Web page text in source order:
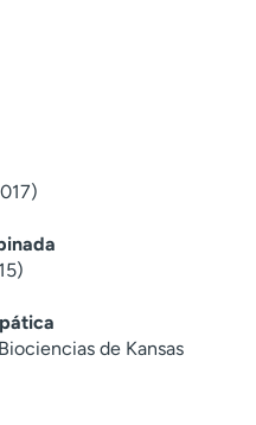
de Kansas